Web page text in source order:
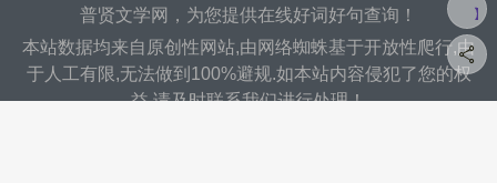
普贤文学网，为您提供在线好词好句查询！
本站数据均来自原创性网站,由网络蜘蛛基于开放性爬行,由
于人工有限,无法做到100%避规.如本站内容侵犯了您的权
益,请及时联系我们进行处理！